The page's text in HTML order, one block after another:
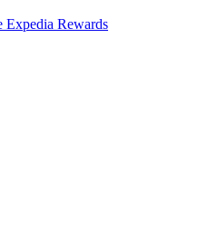
Expedia Rewards